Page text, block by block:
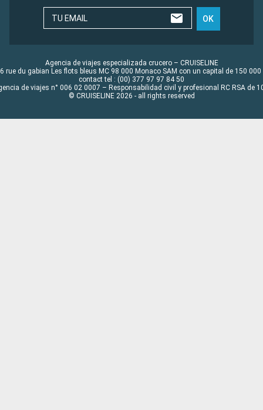
TU EMAIL OK
Agencia de viajes especializada crucero – CRUISELINE
rue du gabian Les flots bleus MC 98 000 Monaco SAM con un capital de 150 000
contact tel : (00) 377 97 97 84 50
de viajes n° 006 02 0007 – Responsabilidad civil y profesional RC RSA de
© CRUISELINE 2026 - all rights reserved